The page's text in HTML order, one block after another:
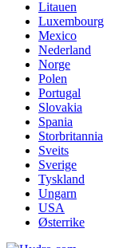
Litauen
Luxembourg
Mexico
Nederland
Norge
Polen
Portugal
Slovakia
Spania
Storbritannia
Sveits
Sverige
Tyskland
Ungarn
USA
Østerrike